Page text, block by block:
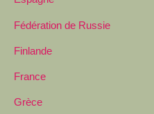
Fédération de Russie
Finlande
France
Grèce